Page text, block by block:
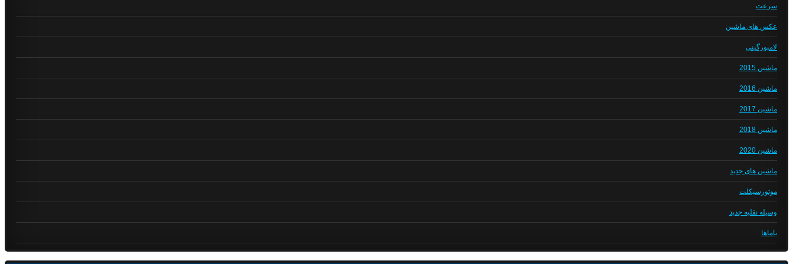
سرعت
عکس های ماشین
لامبورگینی
ماشین 2015
ماشین 2016
ماشین 2017
ماشین 2018
ماشین 2020
ماشین های جدید
موتورسیکلت
وسیله نقلیه جدید
یاماها